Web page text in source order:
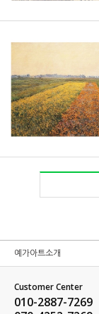
예가아트소개
Customer Center
010-2887-7269